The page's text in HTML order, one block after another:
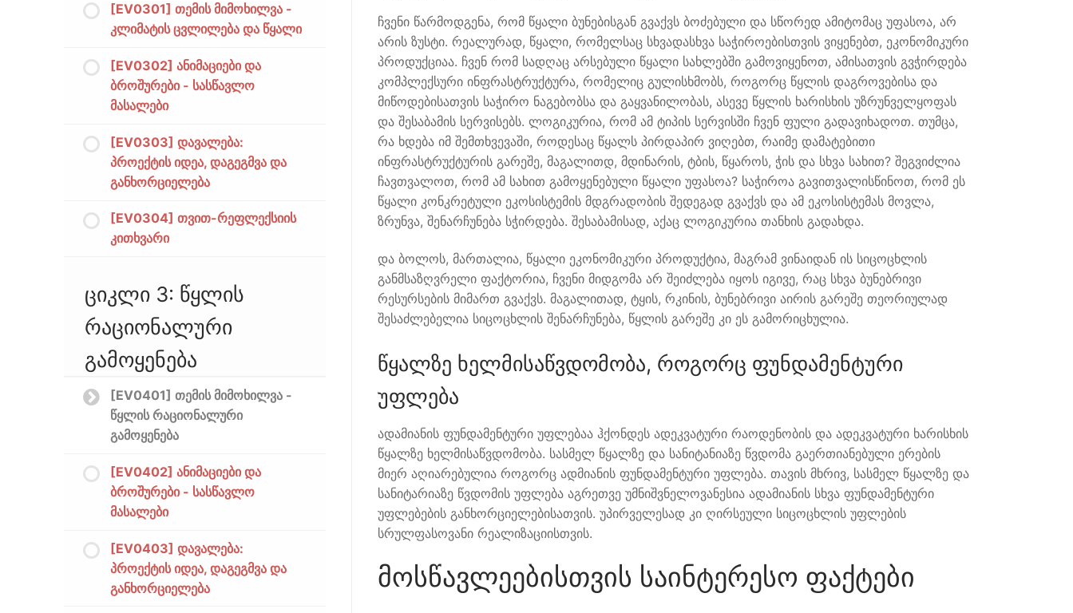
ჩვენი წარმოდგენა, რომ წყალი ბუნებისგან გვაქვს ბოძებული და სწორედ ამიტომაც უფასოა, არ
არის ზუსტი. რეალურად, წყალი, რომელსაც სხვადასხვა საჭიროებისთვის ვიყენებთ, ეკონომიკური
პროდუქციაა. ჩვენ რომ სადღაც არსებული წყალი სახლებში გამოვიყენოთ, ამისათვის გვჭირდება
კომპლექსური ინფრასტრუქტურა, რომელიც გულისხმობს, როგორც წყლის დაგროვებისა და
მიწოდებისათვის საჭირო ნაგებობსა და გაყვანილობას, ასევე წყლის ხარისხის უზრუნველყოფას
და შესაბამის სერვისებს. ლოგიკურია, რომ ამ ტიპის სერვისში ჩვენ ფული გადავიხადოთ. თუმცა,
რა ხდება იმ შემთხვევაში, როდესაც წყალს პირდაპირ ვიღებთ, რაიმე დამატებითი
ინფრასტრუქტურის გარეშე, მაგალითდ, მდინარის, ტბის, წყაროს, ჭის და სხვა სახით? შეგვიძლია
ჩავთვალოთ, რომ ამ სახით გამოყენებული წყალი უფასოა? საჭიროა გავითვალისწინოთ, რომ ეს
წყალი კონკრეტული ეკოსისტემის მდგრადობის შედეგად გვაქვს და ამ ეკოსისტემას მოვლა,
ზრუნვა, შენარჩუნება სჭირდება. შესაბამისად, აქაც ლოგიკურია თანხის გადახდა.
და ბოლოს, მართალია, წყალი ეკონომიკური პროდუქტია, მაგრამ ვინაიდან ის სიცოცხლის
განმსაზღვრელი ფაქტორია, ჩვენი მიდგომა არ შეიძლება იყოს იგივე, რაც სხვა ბუნებრივი
რესურსების მიმართ გვაქვს. მაგალითად, ტყის, რკინის, ბუნებრივი აირის გარეშე თეორიულად
შესაძლებელია სიცოცხლის შენარჩუნება, წყლის გარეშე კი ეს გამორიცხულია.
წყალზე ხელმისაწვდომობა, როგორც ფუნდამენტური
უფლება
ადამიანის ფუნდამენტური უფლებაა ჰქონდეს ადეკვატური რაოდენობის და ადეკვატური ხარისხის
წყალზე ხელმისაწვდომობა. სასმელ წყალზე და სანიტანიაზე წვდომა გაერთიანებული ერების
მიერ აღიარებულია როგორც ადმიანის ფუნდამენტური უფლება. თავის მხრივ, სასმელ წყალზე და
სანიტარიაზე წვდომის უფლება აგრეთვე უმნიშვნელოვანესია ადამიანის სხვა ფუნდამენტური
უფლებების განხორციელებისათვის. უპირველესად კი ღირსეული სიცოცხლის უფლების
სრულფასოვანი რეალიზაციისთვის.
მოსწავლეებისთვის საინტერესო ფაქტები
[EV0301] თემის მიმოხილვა -
კლიმატის ცვლილება და წყალი
[EV0302] ანიმაციები და
ბროშურები - სასწავლო
მასალები
[EV0303] დავალება:
პროექტის იდეა, დაგეგმვა და
განხორციელება
[EV0304] თვით-რეფლექსიის
კითხვარი
ციკლი 3: წყლის
რაციონალური
გამოყენება
[EV0401] თემის მიმოხილვა -
წყლის რაციონალური
გამოყენება
[EV0402] ანიმაციები და
ბროშურები - სასწავლო
მასალები
[EV0403] დავალება:
პროექტის იდეა, დაგეგმვა და
განხორციელება